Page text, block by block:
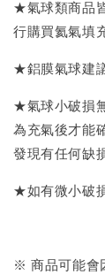
★氣球類商品
行購買氦氣填
★鋁膜氣球建
★氣球小破損
為充氣後才能
發現有任何缺
★如有微小破
※ 商品可能會